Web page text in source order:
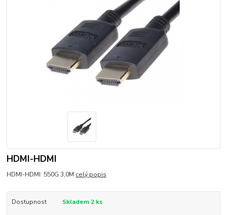
HDMI-HDMI
HDMI-HDMI 550G 3,0M celý popis
Dostupnost Skladem 2 ks